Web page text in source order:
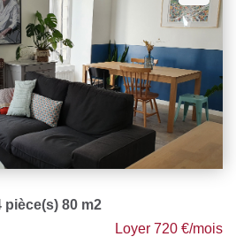
pièce(s) 80 m2
Loyer 720 €/mois